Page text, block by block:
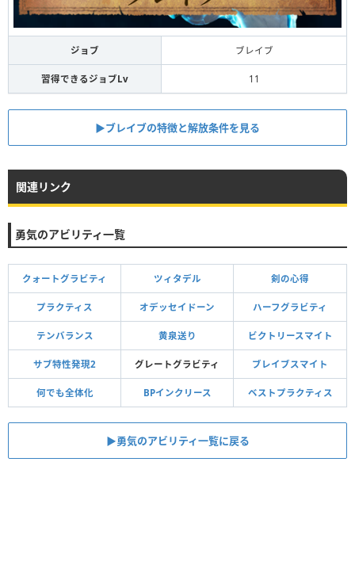
ジョブ ブレイブ
習得できるジョブLv 11
▶︎ブレイブの特徴と解放条件を見る
関連リンク
勇気のアビリティ一覧
クォートグラビティ ツィタデル 剣の心得
プラクティス オデッセイドーン ハーフグラビティ
テンバランス 黄泉送り ビクトリースマイト
サブ特性発現2 グレートグラビティ ブレイブスマイト
何でも全体化 BPインクリース ベストプラクティス
▶︎勇気のアビリティ一覧に戻る